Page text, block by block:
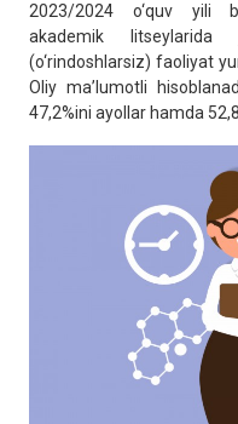
2023/2024 o‘quv yili
akademik
(o‘rindoshlarsiz) faoliyat
Oliy ma’lumotli
47,2%ini ayollar hamda